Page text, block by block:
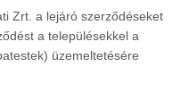
Zrt. a lejáró szerződéseket
a településekkel a
üzemeltetésére